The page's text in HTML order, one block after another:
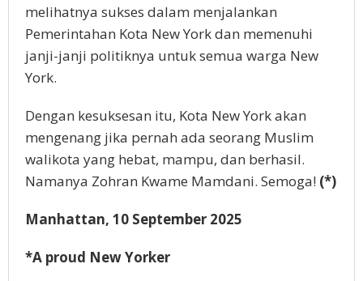
melihatnya sukses dalam menjalankan
Pemerintahan Kota New York dan memenuhi
janji-janji politiknya untuk semua warga New
York.
Dengan kesuksesan itu, Kota New York akan
mengenang jika pernah ada seorang Muslim
walikota yang hebat, mampu, dan berhasil.
Namanya Zohran Kwame Mamdani. Semoga! (*)
Manhattan, 10 September 2025
*A proud New Yorker